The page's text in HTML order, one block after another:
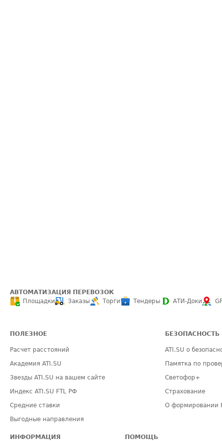
АВТОМАТИЗАЦИЯ ПЕРЕВОЗОК
Площадки
Заказы Торги Тендеры АТИ-Доки
ПОЛЕЗНОЕ
Расчет расстояний
Академия ATI.SU
Звезды ATI.SU на вашем сайте
Индекс ATI.SU FTL РФ
Средние ставки
Выгодные направления
БЕЗОПАСНОСТЬ
ATI.SU о
Памятка по
Светофор+
Страхование
О формировании
ИНФОРМАЦИЯ ПОМОЩЬ